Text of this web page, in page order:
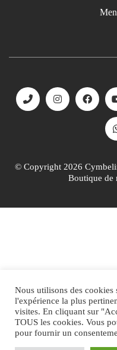
© Copyright 2026
Boutique de
Nous utilisons des
l'expérience la plus
visites. En cliquant sur
TOUS les cookies. Vous
pour fournir un